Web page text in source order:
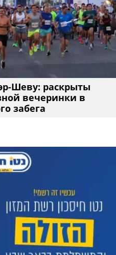
Шеву: раскрыты
вечеринки в
забега